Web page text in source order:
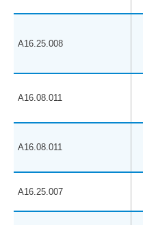
A16.25.008
A16.08.011
A16.08.011
A16.25.007